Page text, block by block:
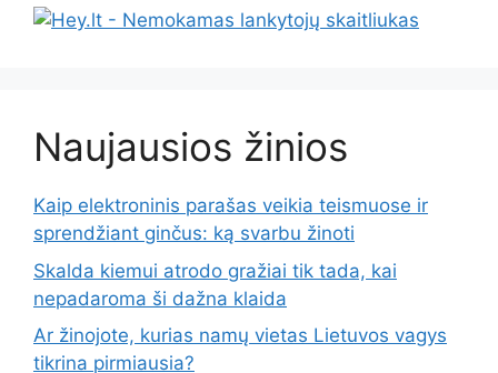
Naujausios žinios
Kaip elektroninis parašas veikia teismuose ir
sprendžiant ginčus: ką svarbu žinoti
Skalda kiemui atrodo gražiai tik tada, kai
nepadaroma ši dažna klaida
Ar žinojote, kurias namų vietas Lietuvos vagys
tikrina pirmiausia?